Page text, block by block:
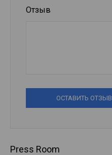
Отзыв
ОСТАВИТЬ ОТЗЫВ
Press Room